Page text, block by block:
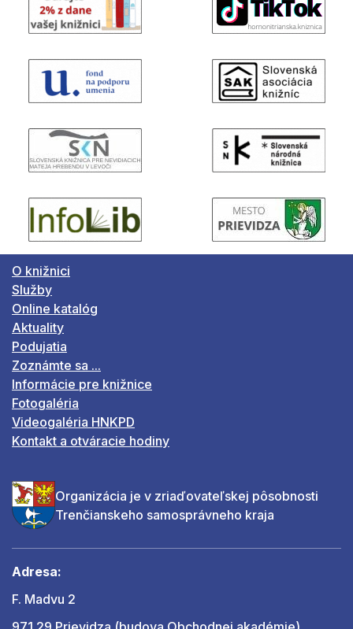
O knižnici
Služby
Online katalóg
Aktuality
Podujatia
Zoznámte sa ...
Informácie pre knižnice
Fotogaléria
Videogaléria HNKPD
Kontakt a otváracie hodiny
Organizácia je v zriaďovateľskej pôsobnosti
Trenčianskeho samosprávneho kraja
Adresa:
F. Madvu 2